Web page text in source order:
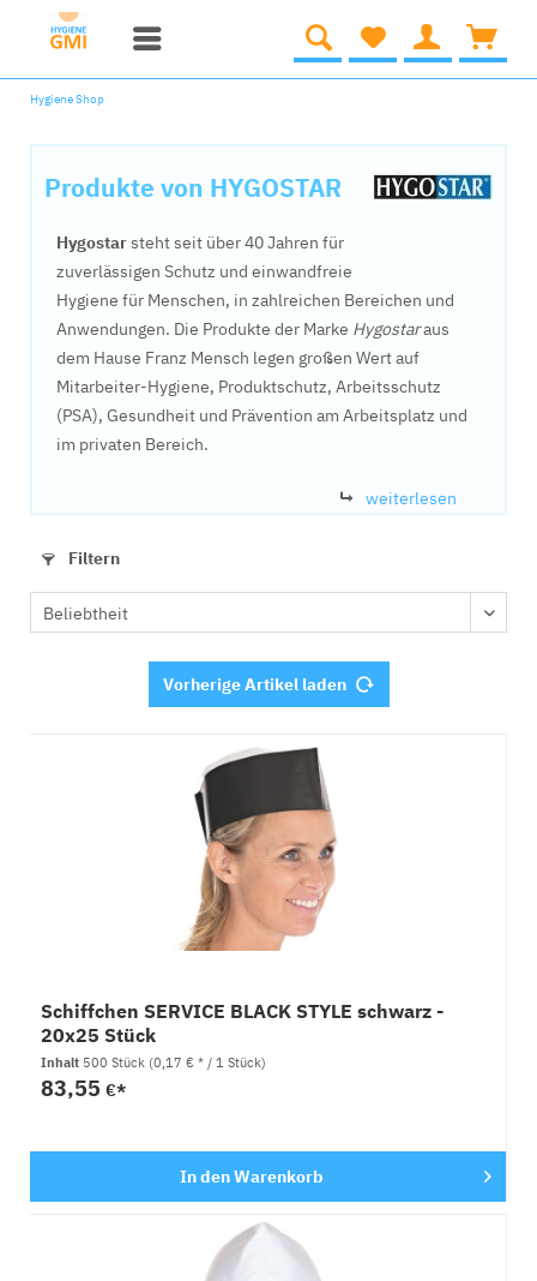
Hygiene Shop
Produkte von HYGOSTAR
Hygostarsteht seit über 40 Jahren für
zuverlässigen Schutz und einwandfreie
Hygiene für Menschen, in zahlreichen Bereichen und
Anwendungen. Die Produkte der Marke Hygostaraus
dem Hause Franz Mensch legen großen Wert auf
Mitarbeiter-Hygiene, Produktschutz, Arbeitsschutz
(PSA), Gesundheit und Prävention am Arbeitsplatz und
im privaten Bereich.
weiterlesen
Filtern
Vorherige Artikel laden
Schiffchen SERVICE BLACK STYLE schwarz -
20x25 Stück
Inhalt 500 Stück (0,17 € * / 1 Stück)
83,55€*
In denWarenkorb